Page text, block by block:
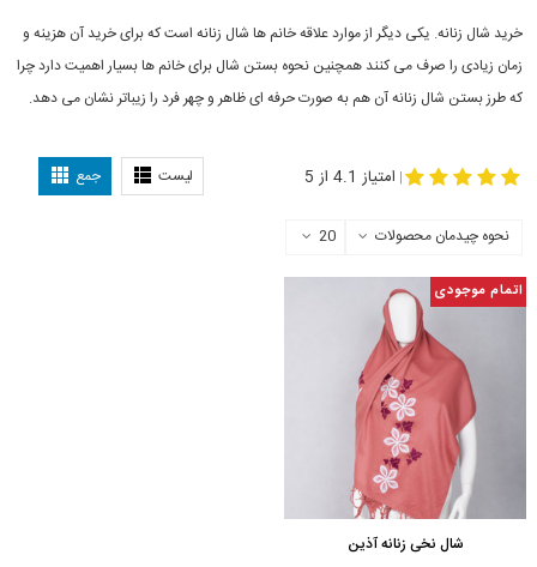
خرید شال زنانه. یکی دیگر از موارد علاقه خانم ها شال زنانه است که برای خرید آن هزینه و
زمان زیادی را صرف می کنند همچنین نحوه بستن شال برای خانم ها بسیار اهمیت دارد چرا
که طرز بستن شال زنانه آن هم به صورت حرفه ای ظاهر و چهر فرد را زیباتر نشان می دهد.
لیست جمع | امتیاز 4.1 از 5
نحوه چیدمان محصولات 20
اتمام موجودی
شال نخی زنانه آذین